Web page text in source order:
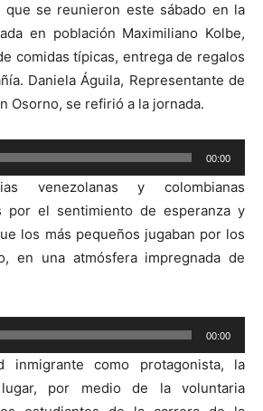
que se reunieron este sábado en la
en población Maximiliano Kolbe,
comidas típicas, entrega de regalos
Daniela Águila, Representante de
Osorno, se refirió a la jornada.
00:00
venezolanas y colombianas
por el sentimiento de esperanza y
los más pequeños jugaban por los
en una atmósfera impregnada de
00:00
inmigrante como protagonista, la
por medio de la voluntaria